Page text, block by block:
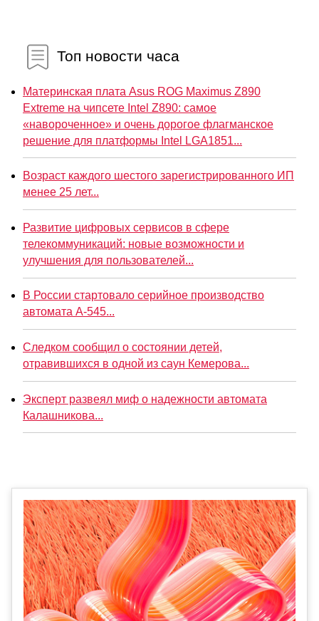
Топ новости часа
Материнская плата Asus ROG Maximus Z890
Extreme на чипсете Intel Z890: самое
«навороченное» и очень дорогое флагманское
решение для платформы Intel LGA1851...
Возраст каждого шестого зарегистрированного ИП
менее 25 лет...
Развитие цифровых сервисов в сфере
телекоммуникаций: новые возможности и
улучшения для пользователей...
В России стартовало серийное производство
автомата А-545...
Следком сообщил о состоянии детей,
отравившихся в одной из саун Кемерова...
Эксперт развеял миф о надежности автомата
Калашникова...